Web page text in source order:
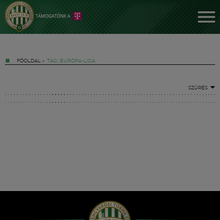
FŐOLDAL » TAG: EURÓPA-LIGA
SZŰRÉS
Hírek